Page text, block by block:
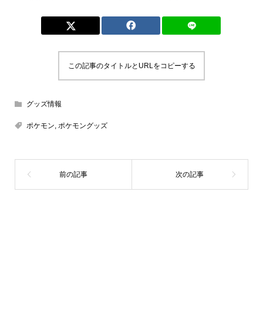
この記事のタイトルとURLをコピーする
グッズ情報
ポケモン, ポケモングッズ